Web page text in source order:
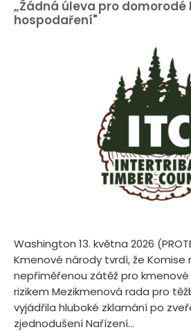
„Žádná úleva pro domorodé
hospodaření"
Washington 13. května 2026
Kmenové národy tvrdí, že Komise
nepřiměřenou zátěž pro
rizikem Mezikmenová rada pro
vyjádřila hluboké zklamání po
zjednodušení Nařízení...